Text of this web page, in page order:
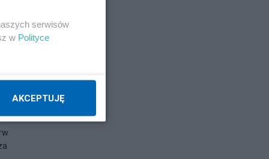
serwisów
w Polityce
AKCEPTUJĘ